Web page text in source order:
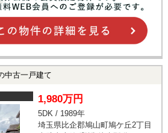
中古一戸建て
1,980万円
5DK / 1989年
埼玉県比企郡鳩山町鳩ケ丘2丁目